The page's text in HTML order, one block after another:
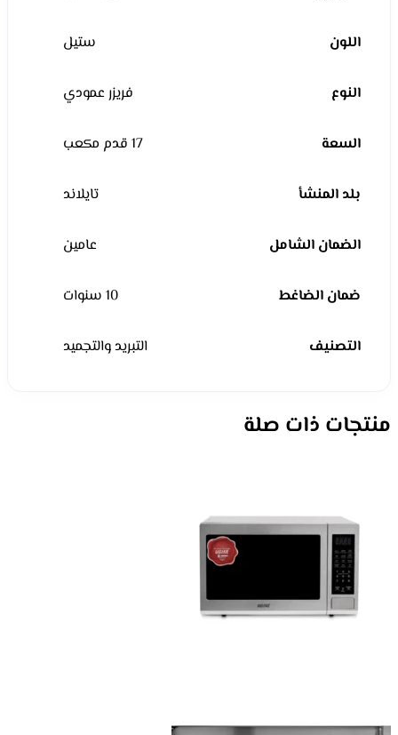
اللون ستيل
النوع فريزر عمودي
السعة 17 قدم مكعب
بلد المنشأ تايلاند
الضمان الشامل عامين
ضمان الضاغط 10 سنوات
التصنيف التبريد والتجميد
منتجات ذات صلة